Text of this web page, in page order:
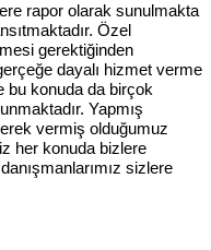
rapor olarak sunulmakta
Özel
gerektiğinden
dayalı hizmet verme
bu konuda da birçok
Yapmış
vermiş olduğumuz
her konuda bizlere
sizlere